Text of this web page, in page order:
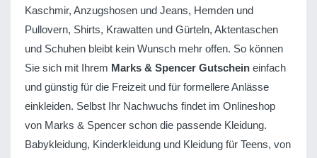
Kaschmir, Anzugshosen und Jeans, Hemden und
Pullovern, Shirts, Krawatten und Gürteln, Aktentaschen
und Schuhen bleibt kein Wunsch mehr offen. So können
Sie sich mit Ihrem Marks & Spencer Gutschein einfach
und günstig für die Freizeit und für formellere Anlässe
einkleiden. Selbst Ihr Nachwuchs findet im Onlineshop
von Marks & Spencer schon die passende Kleidung.
Babykleidung, Kinderkleidung und Kleidung für Teens, von